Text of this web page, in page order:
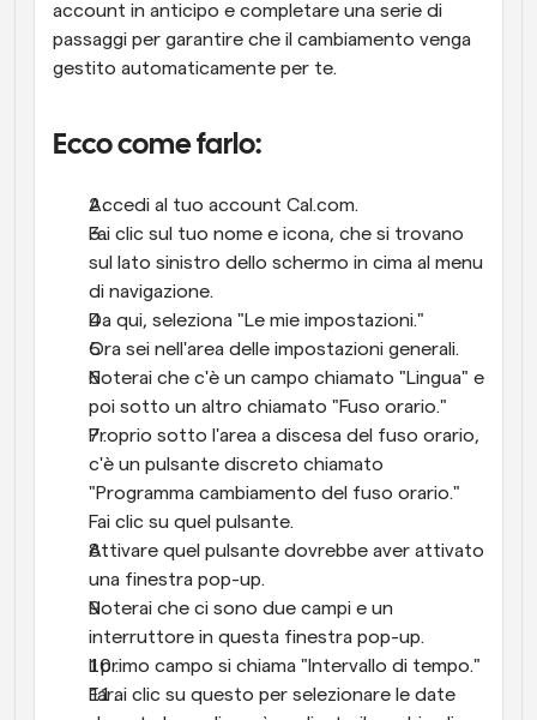
account in anticipo e completare una serie di
passaggi per garantire che il cambiamento venga
gestito automaticamente per te.
Ecco come farlo:
Accedi al tuo account Cal.com.
Fai clic sul tuo nome e icona, che si trovano
sul lato sinistro dello schermo in cima al menu
di navigazione.
Da qui, seleziona "Le mie impostazioni."
Ora sei nell'area delle impostazioni generali.
Noterai che c'è un campo chiamato "Lingua" e
poi sotto un altro chiamato "Fuso orario."
Proprio sotto l'area a discesa del fuso orario,
c'è un pulsante discreto chiamato
"Programma cambiamento del fuso orario."
Fai clic su quel pulsante.
Attivare quel pulsante dovrebbe aver attivato
una finestra pop-up.
Noterai che ci sono due campi e un
interruttore in questa finestra pop-up.
Il primo campo si chiama "Intervallo di tempo."
Farai clic su questo per selezionare le date